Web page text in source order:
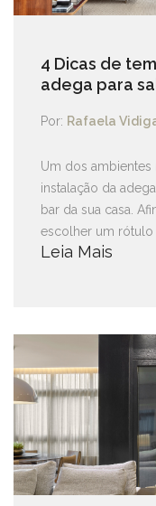
4 Dicas de
adega para
Por: Rafaela
Um dos ambientes
instalação da
bar da sua casa.
escolher um rótulo
Leia Mais